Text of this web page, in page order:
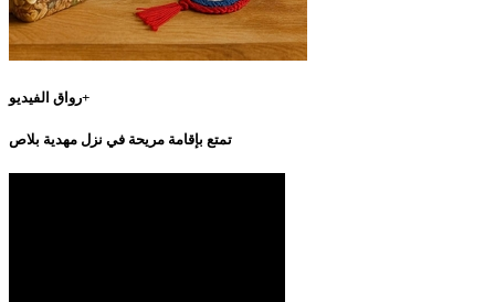
رواق الفيديو+
تمتع بإقامة مريحة في نزل مهدية بلاص